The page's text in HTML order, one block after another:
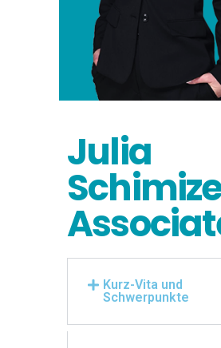
Julia
Kurz-Vita und
Schwerpunkte